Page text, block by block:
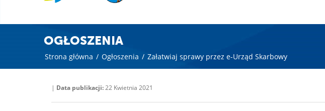
OGŁOSZENIA
Strona główna / Ogłoszenia / Załatwiaj sprawy przez e-Urząd Skarbowy
| Data publikacji:22 Kwietnia 2021